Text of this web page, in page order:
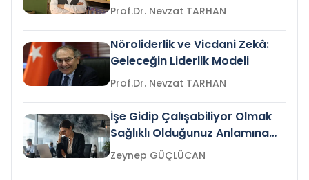
Prof.Dr. Nevzat TARHAN
Nöroliderlik ve Vicdani Zekâ:
Geleceğin Liderlik Modeli
Prof.Dr. Nevzat TARHAN
İşe Gidip Çalışabiliyor Olmak
Sağlıklı Olduğunuz Anlamına
Gelir mi?Zeynep GÜÇLÜCAN